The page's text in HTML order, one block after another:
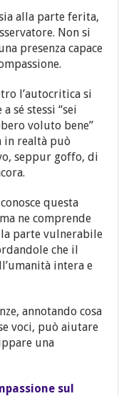
alla parte ferita,
Non si
presenza capace
l’autocritica si
sé stessi “sei
voluto bene”
in realtà può
seppur goffo, di
questa
ne comprende
la parte vulnerabile
che il
intera e
annotando cosa
voci, può aiutare
una
sul